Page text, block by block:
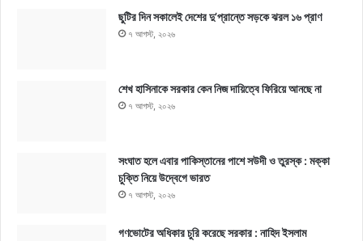
ছুটির দিন সকালেই দেশের দু’প্রান্তে সড়কে ঝরল ১৬ প্রাণ
৭ আগস্ট, ২০২৬
শেখ হাসিনাকে সরকার কেন নিজ দায়িত্বে ফিরিয়ে আনছে না
৭ আগস্ট, ২০২৬
সংঘাত হলে এবার পাকিস্তানের পাশে সউদী ও তুরস্ক : মক্কা
চুক্তি নিয়ে উদ্বেগে ভারত
৭ আগস্ট, ২০২৬
গণভোটের অধিকার চুরি করেছে সরকার : নাহিদ ইসলাম